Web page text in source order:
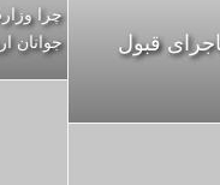
قبول
چرا
جوانان